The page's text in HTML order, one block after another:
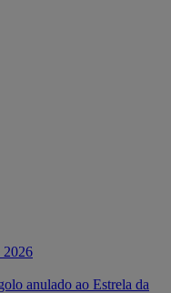
2026
anulado ao Estrela da